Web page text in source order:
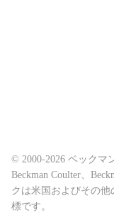
© 2000-2026 ベックマ
Beckman Coulter、
クは米国およびその他
標です。